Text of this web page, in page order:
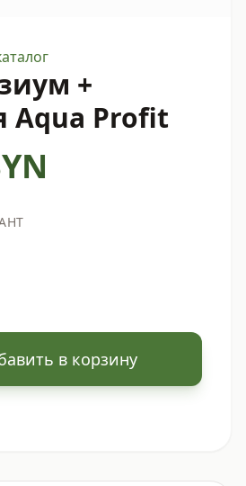
+
Aqua Profit
в корзину